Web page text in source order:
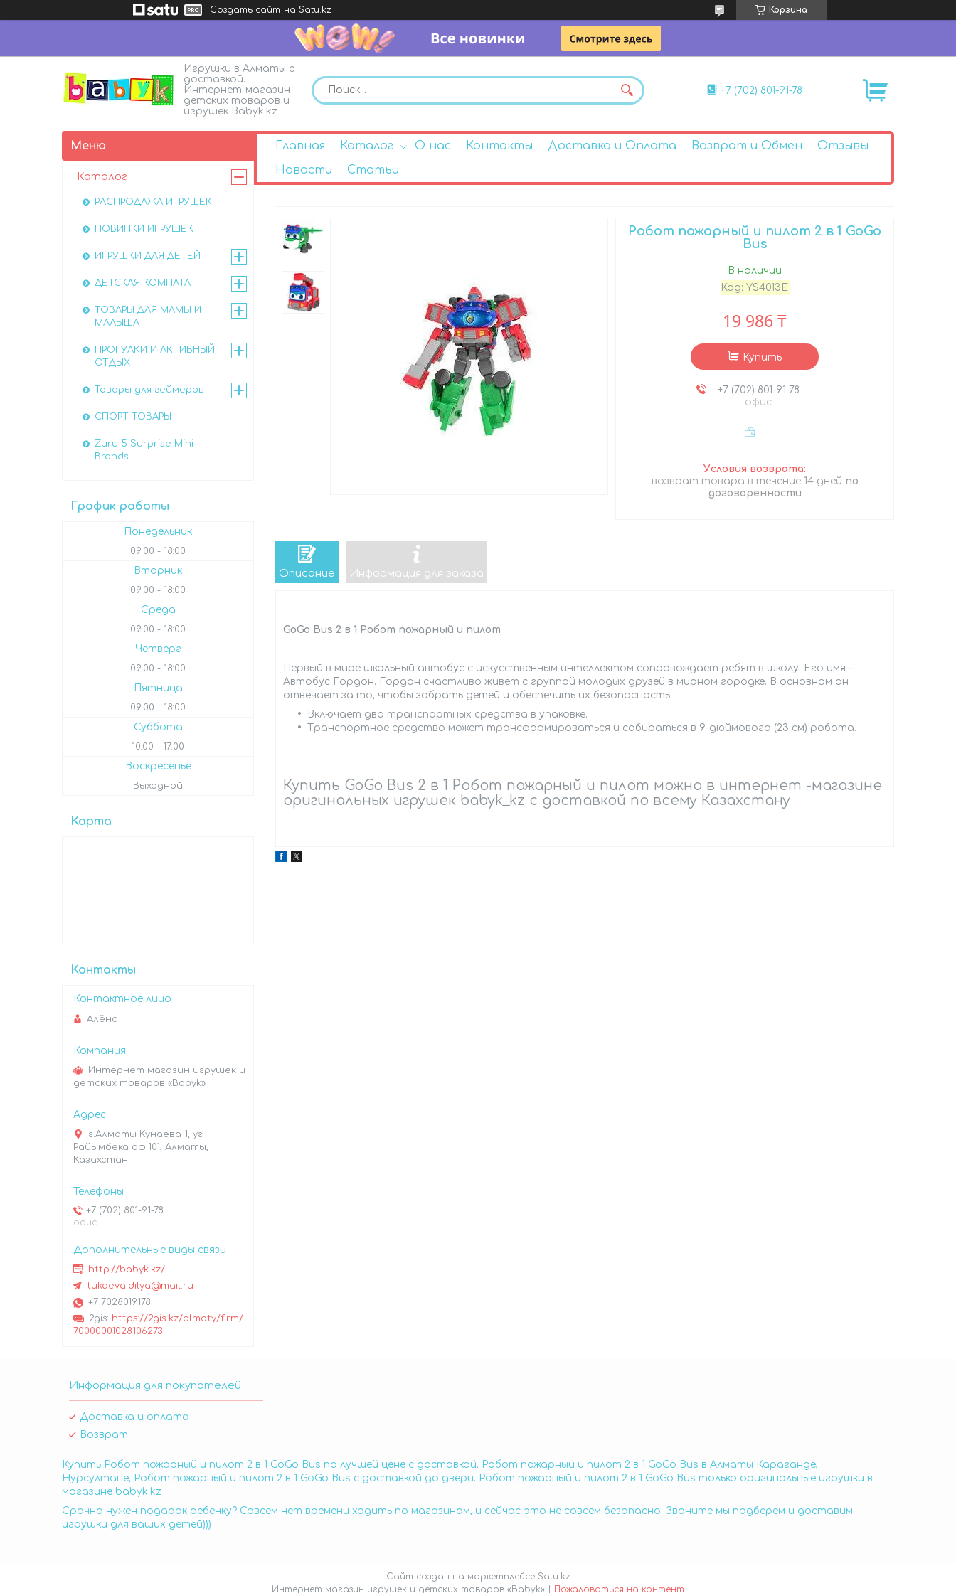
Создать сайт на Satu.kz Корзина
Игрушки в Алматы с
доставкой.
Интернет-магазин
детских товаров и
игрушек Babyk.kz
+7 (702) 801-91-78
Главная Каталог О нас Контакты Доставка и Оплата Возврат и Обмен
Отзывы
Новости
Статьи
Робот пожарный и пилот 2 в 1 GoGo
Bus
В наличии
Код: YS4013E
19 986 ₸
Купить
+7 (702) 801-91-78
офис
возврат товара в течение 14 дней по
договоренности
Описание Информация для заказа
GoGo Bus 2 в 1 Робот пожарный и пилот
Первый в мире школьный автобус с искусственным интеллектом сопровождает ребят в школу. Его имя –
Автобус Гордон. Гордон счастливо живет с группой молодых друзей в мирном городке. В основном он
отвечает за то, чтобы забрать детей и обеспечить их безопасность.
Включает два транспортных средства в упаковке.
Транспортное средство может трансформироваться и собираться в 9-дюймового (23 см) робота.
Купить GoGo Bus 2 в 1 Робот пожарный и пилот можно в интернет -магазине
оригинальных игрушек babyk_kz с доставкой по всему Казахстану
Каталог
РАСПРОДАЖА ИГРУШЕК
НОВИНКИ ИГРУШЕК
ИГРУШКИ ДЛЯ ДЕТЕЙ
ДЕТСКАЯ КОМНАТА
ТОВАРЫ ДЛЯ МАМЫ И
МАЛЫША
ПРОГУЛКИ И АКТИВНЫЙ
ОТДЫХ
Товары для геймеров
СПОРТ ТОВАРЫ
Zuru 5 Surprise Mini
Brands
График работы
Понедельник
09:00 18:00
Вторник
09:00 18:00
Среда
09:00 18:00
Четверг
09:00 18:00
Пятница
09:00 18:00
Суббота
10:00 17:00
Воскресенье
Выходной
Карта
Контакты
Алёна
Интернет магазин игрушек и
детских товаров «Babyk»
г.Алматы Кунаева 1, уг
Райымбека оф.101, Алматы,
Казахстан
+7 (702) 801-91-78
офис
http://babyk.kz/
tukaeva.dilya@mail.ru
+7 7028019178
2gis https://2gis.kz/almaty/firm/
70000001028106273
Информация для покупателей
Доставка и оплата
Возврат
Купить Робот пожарный и пилот 2 в 1 GoGo Bus по лучшей цене с доставкой. Робот пожарный и пилот 2 в 1 GoGo Bus в Алматы Караганде,
Нурсултане, Робот пожарный и пилот 2 в 1 GoGo Bus с доставкой до двери. Робот пожарный и пилот 2 в 1 GoGo Bus только оригинальные игрушки в
магазине babyk.kz
Срочно нужен подарок ребенку? Совсем нет времени ходить по магазинам, и сейчас это не совсем безопасно. Звоните мы подберем и доставим
игрушки для ваших детей)))
Сайт создан на маркетплейсе Satu.kz
Пожаловаться на контент